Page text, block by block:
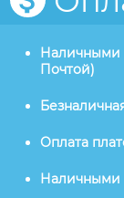
Наличными
Почтой)
Оплата
Наличными